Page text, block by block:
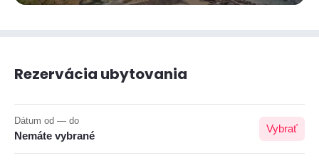
Rezervácia ubytovania
Dátum od — do
Nemáte vybrané
Vybrať